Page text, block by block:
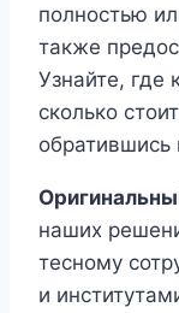
полностью
также
Узнайте, где
сколько
обратившись
наших
тесному
и